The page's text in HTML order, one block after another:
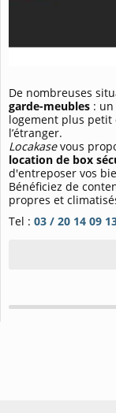
De nombreuses
garde-meubles :
logement plus
l’étranger.
Locakasevous
location de box
d'entreposer vos
Bénéficiez de
propres et
Tel : 03 / 20 14 09